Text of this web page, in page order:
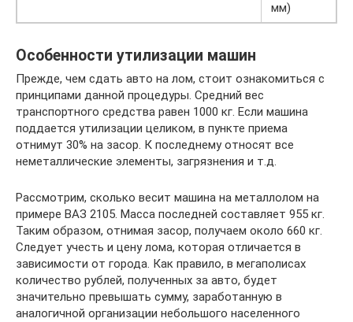
мм)
Особенности утилизации машин
Прежде, чем сдать авто на лом, стоит ознакомиться с
принципами данной процедуры. Средний вес
транспортного средства равен 1000 кг. Если машина
поддается утилизации целиком, в пункте приема
отнимут 30% на засор. К последнему относят все
неметаллические элементы, загрязнения и т.д.
Рассмотрим, сколько весит машина на металлолом на
примере ВАЗ 2105. Масса последней составляет 955 кг.
Таким образом, отнимая засор, получаем около 660 кг.
Следует учесть и цену лома, которая отличается в
зависимости от города. Как правило, в мегаполисах
количество рублей, полученных за авто, будет
значительно превышать сумму, заработанную в
аналогичной организации небольшого населенного